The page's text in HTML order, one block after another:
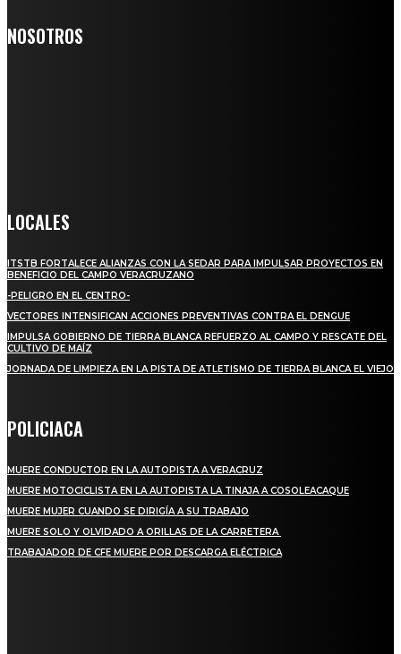
NOSOTROS
LOCALES
ITSTB FORTALECE ALIANZAS CON LA SEDAR PARA IMPULSAR PROYECTOS EN
BENEFICIO DEL CAMPO VERACRUZANO
-PELIGRO EN EL CENTRO-
VECTORES INTENSIFICAN ACCIONES PREVENTIVAS CONTRA EL DENGUE
IMPULSA GOBIERNO DE TIERRA BLANCA REFUERZO AL CAMPO Y RESCATE DEL
CULTIVO DE MAÍZ
JORNADA DE LIMPIEZA EN LA PISTA DE ATLETISMO DE TIERRA BLANCA EL VIEJO
POLICIACA
MUERE CONDUCTOR EN LA AUTOPISTA A VERACRUZ
MUERE MOTOCICLISTA EN LA AUTOPISTA LA TINAJA A COSOLEACAQUE
MUERE MUJER CUANDO SE DIRIGÍA A SU TRABAJO
MUERE SOLO Y OLVIDADO A ORILLAS DE LA CARRETERA
TRABAJADOR DE CFE MUERE POR DESCARGA ELÉCTRICA